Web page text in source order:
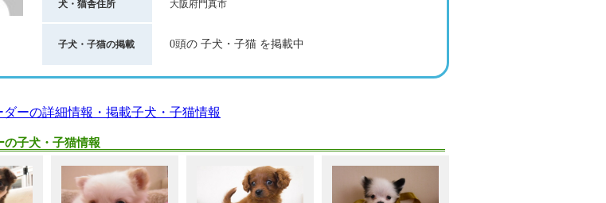
犬・猫舎住所 大阪府門真市
子犬・子猫の掲載 0頭の 子犬・子猫 を掲載中
ダーの詳細情報・掲載子犬・子猫情報
の子犬・子猫情報